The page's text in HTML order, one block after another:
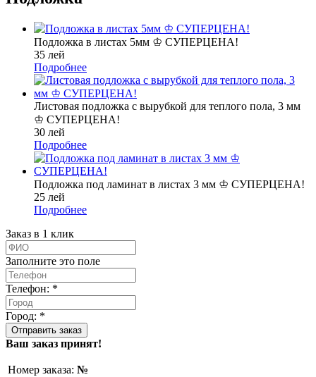
Подложка в листах 5мм ♔ СУПЕРЦЕНА!
35 лей
Подробнее
Листовая подложка с вырубкой для теплого пола, 3 мм
♔ СУПЕРЦЕНА!
30 лей
Подробнее
Подложка под ламинат в листах 3 мм ♔ СУПЕРЦЕНА!
25 лей
Подробнее
Заказ в 1 клик
Заполните это поле
Телефон: *
Город: *
Ваш заказ принят!
Номер заказа: №